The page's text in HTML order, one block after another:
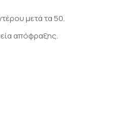
μετά τα 50.
απόφραξης.